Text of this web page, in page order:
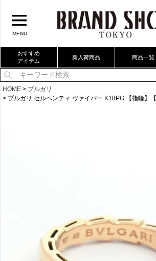
MENU
おすすめ
アイテム
新入荷商品 商品一覧
当店厳選ブランドバック
HOME
ブルガリ
ブルガリ セルペンティ ヴァイパー K18PG 【指輪】【